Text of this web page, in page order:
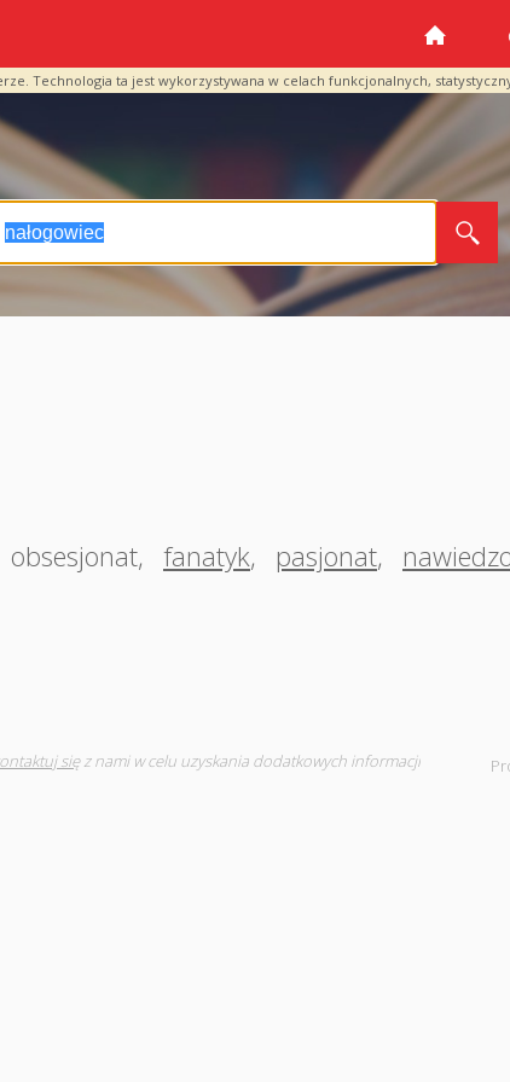
Technologia ta jest wykorzystywana w celach funkcjonalnych,
obsesjonat, fanatyk, pasjonat,
sięz nami w celu uzyskania dodatkowych informacji